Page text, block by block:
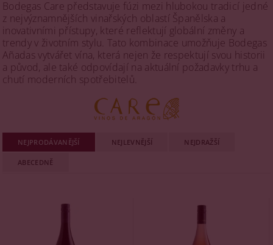
Bodegas Care představuje fúzi mezi hlubokou tradicí jedné
z nejvýznamnějších vinařských oblastí Španělska a
inovativními přístupy, které reflektují globální změny a
trendy v životním stylu. Tato kombinace umožňuje Bodegas
Añadas vytvářet vína, která nejen že respektují svou historii
a původ, ale také odpovídají na aktuální požadavky trhu a
chutí moderních spotřebitelů.
NEJPRODÁVANĚJŠÍ NEJLEVNĚJŠÍ NEJDRAŽŠÍ
ABECEDNĚ